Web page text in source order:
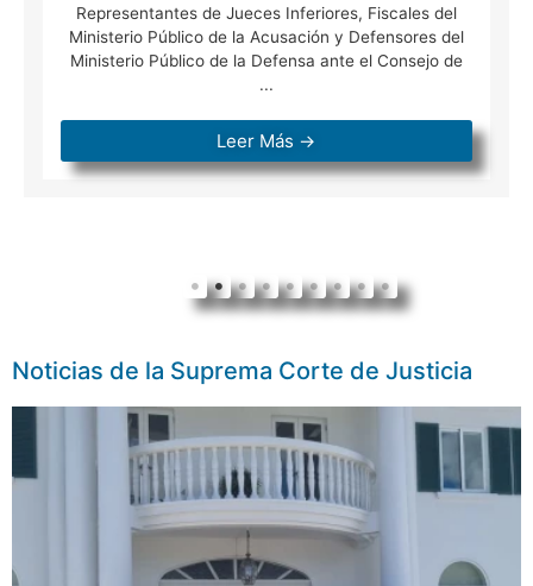
Representantes de Jueces Inferiores, Fiscales del
Ministerio Público de la Acusación y Defensores del
Ministerio Público de la Defensa ante el Consejo de
...
Leer Más →
Noticias de la Suprema Corte de Justicia